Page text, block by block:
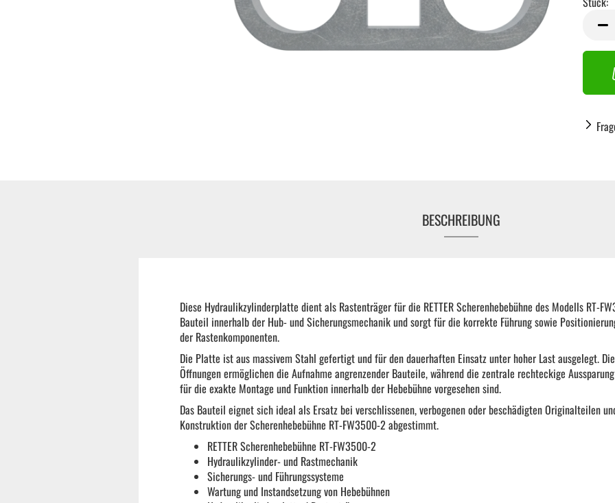
Hoflader / Agrarfahrzeug
Reifenmontiermaschine
Wuchtmaschinen
Ersatzteile
Zubehör und Hilfswerkzeug
KFZ Spezialwerkzeug
Drehmomentwerkzeug
Ratschen und Einsätze
Stück
BESCHREIBUNG
Diese Hydraulikzylinderplatte dient als Rastenträger für die RETTER Scherenhebebühne des Modells RT-
Bauteil innerhalb der Hub- und Sicherungsmechanik und sorgt für die korrekte Führung sowie
der Rastenkomponenten.
Die Platte ist aus massivem Stahl gefertigt und für den dauerhaften Einsatz unter hoher Last ausgelegt.
Öffnungen ermöglichen die Aufnahme angrenzender Bauteile, während die zentrale rechteckige
für die exakte Montage und Funktion innerhalb der Hebebühne vorgesehen sind.
Das Bauteil eignet sich ideal als Ersatz bei verschlissenen, verbogenen oder beschädigten Originalteilen
Konstruktion der Scherenhebebühne RT-FW3500-2 abgestimmt.
RETTER Scherenhebebühne RT-FW3500-2
Hydraulikzylinder- und Rastmechanik
Sicherungs- und Führungssysteme
Wartung und Instandsetzung von Hebebühnen